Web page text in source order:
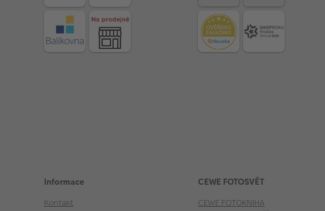
Informace
Kontakt
CEWE FOTOSVĚT
CEWE FOTOKNIHA